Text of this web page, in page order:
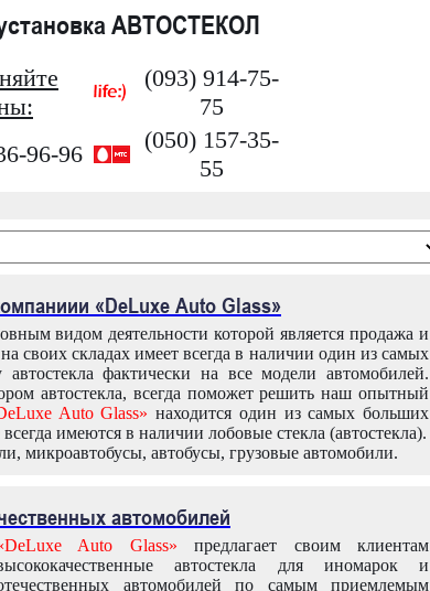
АВТОСТЕКОЛ
(093) 914-75-
75
96-96
(050) 157-35-
55
«DeLuxe Auto Glass»
видом деятельности которой является продажа и
своих складах имеет всегда в наличии один из самых
фактически на все модели автомобилей.
автостекла, всегда поможет решить наш опытный
Auto Glass» находится один из самых больших
имеются в наличии лобовые стекла (автостекла).
микроавтобусы, автобусы, грузовые автомобили.
автомобилей
Auto Glass» предлагает своим клиентам
автостекла для иномарок и
автомобилей по самым приемлемым